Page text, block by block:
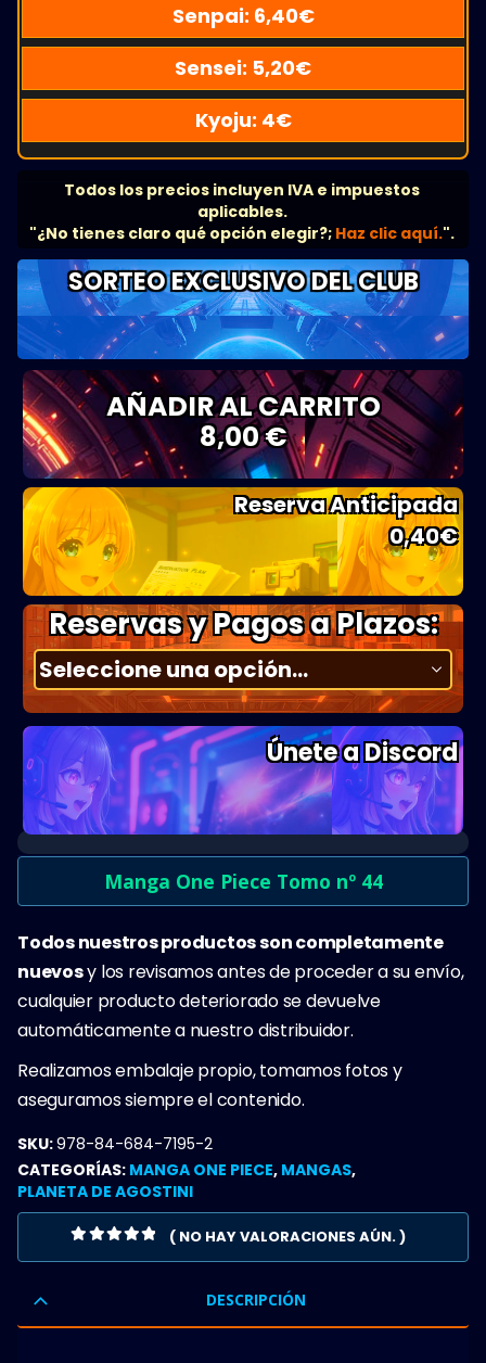
Senpai: 6,40€
Sensei: 5,20€
Kyoju: 4€
Todos los precios incluyen IVA e impuestos
aplicables.
"¿No tienes claro qué opción elegir?; Haz clic aquí.".
SORTEO EXCLUSIVO DEL CLUB
AÑADIR AL CARRITO
8,00 €
Reserva Anticipada
0,40€
Reservas y Pagos a Plazos:
Únete a Discord
Manga One Piece Tomo nº 44
Todos nuestros productos son completamente
nuevosy los revisamos antes de proceder a su envío,
cualquier producto deteriorado se devuelve
automáticamente a nuestro distribuidor.
Realizamos embalaje propio, tomamos fotos y
aseguramos siempre el contenido.
SKU:978-84-684-7195-2
CATEGORÍAS: MANGA ONE PIECE, MANGAS,
PLANETA DE AGOSTINI
( NO HAY VALORACIONES AÚN. )
DESCRIPCIÓN